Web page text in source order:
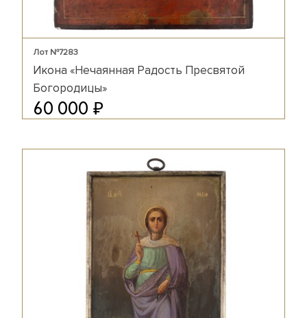
Лот №7283
Икона «Нечаянная Радость Пресвятой
Богородицы»
60 000 ₽